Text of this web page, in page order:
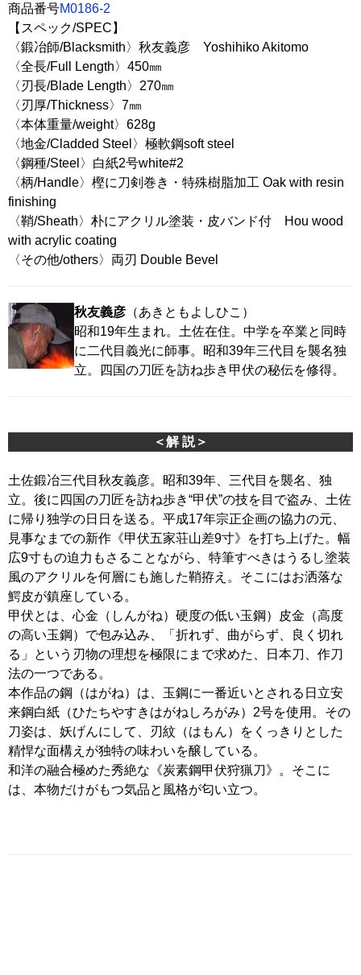
商品番号M0186-2
【スペック/SPEC】
〈鍛冶師/Blacksmith〉秋友義彦 Yoshihiko Akitomo
〈全長/Full Length〉450㎜
〈刃長/Blade Length〉270㎜
〈刃厚/Thickness〉7㎜
〈本体重量/weight〉628g
〈地金/Cladded Steel〉極軟鋼soft steel
〈鋼種/Steel〉白紙2号white#2
〈柄/Handle〉樫に刀剣巻き・特殊樹脂加工 Oak with resin
finishing
〈鞘/Sheath〉朴にアクリル塗装・皮バンド付 Hou wood
with acrylic coating
〈その他/others〉両刃 Double Bevel
秋友義彦 （あきともよしひこ）
昭和19年生まれ。土佐在住。中学を卒業と同時
に二代目義光に師事。昭和39年三代目を襲名独
立。四国の刀匠を訪ね歩き甲伏の秘伝を修得。
＜解 説＞
土佐鍛冶三代目秋友義彦。昭和39年、三代目を襲名、独
立。後に四国の刀匠を訪ね歩き“甲伏”の技を目で盗み、土佐
に帰り独学の日日を送る。平成17年宗正企画の協力の元、
見事なまでの新作《甲伏五家荘山差9寸》を打ち上げた。幅
広9寸もの迫力もさることながら、特筆すべきはうるし塗装
風のアクリルを何層にも施した鞘拵え。そこにはお洒落な
鰐皮が鎮座している。
甲伏とは、心金（しんがね）硬度の低い玉鋼）皮金（高度
の高い玉鋼）で包み込み、「折れず、曲がらず、良く切れ
る」という刃物の理想を極限にまで求めた、日本刀、作刀
法の一つである。
本作品の鋼（はがね）は、玉鋼に一番近いとされる日立安
来鋼白紙（ひたちやすきはがねしろがみ）2号を使用。その
刀姿は、妖げんにして、刃紋（はもん）をくっきりとした
精悍な面構えが独特の味わいを醸している。
和洋の融合極めた秀絶な《炭素鋼甲伏狩猟刀》。そこに
は、本物だけがもつ気品と風格が匂い立つ。